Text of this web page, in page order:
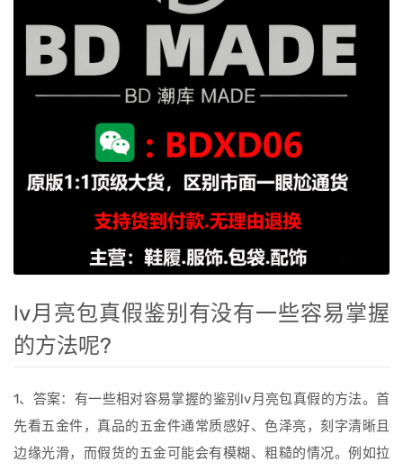
lv月亮包真假鉴别有没有一些容易掌握
的方法呢?
1、答案：有一些相对容易掌握的鉴别lv月亮包真假的方法。首
先看五金件，真品的五金件通常质感好、色泽亮，刻字清晰且
边缘光滑，而假货的五金可能会有模糊、粗糙的情况。例如拉